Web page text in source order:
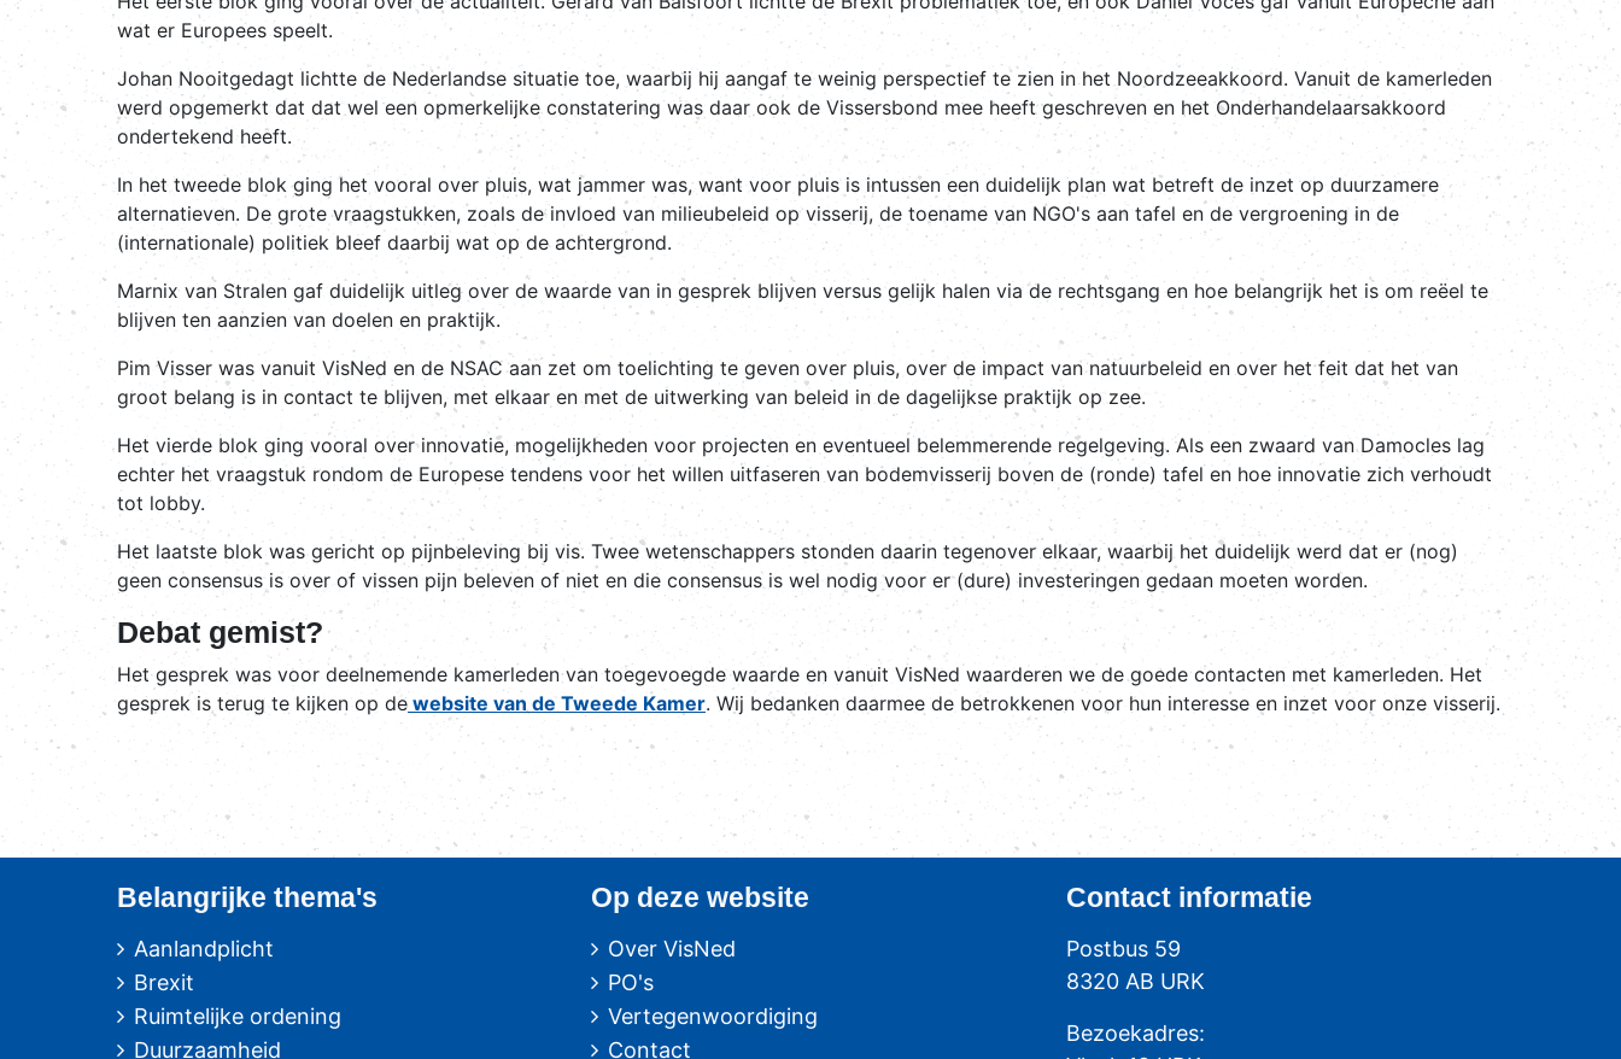
wat er Europees speelt.
Johan Nooitgedagt lichtte de Nederlandse situatie toe, waarbij hij aangaf te weinig perspectief te zien in het Noordzeeakkoord. Vanuit de kamerleden
werd opgemerkt dat dat wel een opmerkelijke constatering was daar ook de Vissersbond mee heeft geschreven en het Onderhandelaarsakkoord
ondertekend heeft.
In het tweede blok ging het vooral over pluis, wat jammer was, want voor pluis is intussen een duidelijk plan wat betreft de inzet op duurzamere
alternatieven. De grote vraagstukken, zoals de invloed van milieubeleid op visserij, de toename van NGO's aan tafel en de vergroening in de
(internationale) politiek bleef daarbij wat op de achtergrond.
Marnix van Stralen gaf duidelijk uitleg over de waarde van in gesprek blijven versus gelijk halen via de rechtsgang en hoe belangrijk het is om reëel te
blijven ten aanzien van doelen en praktijk.
Pim Visser was vanuit VisNed en de NSAC aan zet om toelichting te geven over pluis, over de impact van natuurbeleid en over het feit dat het van
groot belang is in contact te blijven, met elkaar en met de uitwerking van beleid in de dagelijkse praktijk op zee.
Het vierde blok ging vooral over innovatie, mogelijkheden voor projecten en eventueel belemmerende regelgeving. Als een zwaard van Damocles lag
echter het vraagstuk rondom de Europese tendens voor het willen uitfaseren van bodemvisserij boven de (ronde) tafel en hoe innovatie zich verhoudt
tot lobby.
Het laatste blok was gericht op pijnbeleving bij vis. Twee wetenschappers stonden daarin tegenover elkaar, waarbij het duidelijk werd dat er (nog)
geen consensus is over of vissen pijn beleven of niet en die consensus is wel nodig voor er (dure) investeringen gedaan moeten worden.
Debat gemist?
Het gesprek was voor deelnemende kamerleden van toegevoegde waarde en vanuit VisNed waarderen we de goede contacten met kamerleden. Het
gesprek is terug te kijken op de website van de Tweede Kamer. Wij bedanken daarmee de betrokkenen voor hun interesse en inzet voor onze visserij.
Belangrijke thema's
Aanlandplicht
Brexit
Ruimtelijke ordening
Duurzaamheid
Op deze website
Over VisNed
PO's
Vertegenwoordiging
Contact
Contactinformatie
Postbus 59
8320 AB URK
Bezoekadres: